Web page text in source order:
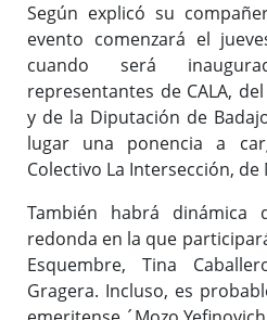
Según explicó su
evento comenzará el
cuando será
representantes de CALA,
y de la Diputación de
lugar una ponencia a
Colectivo La Intersección, de
También habrá
redonda en la que
Esquembre, Tina
Gragera. Incluso, es